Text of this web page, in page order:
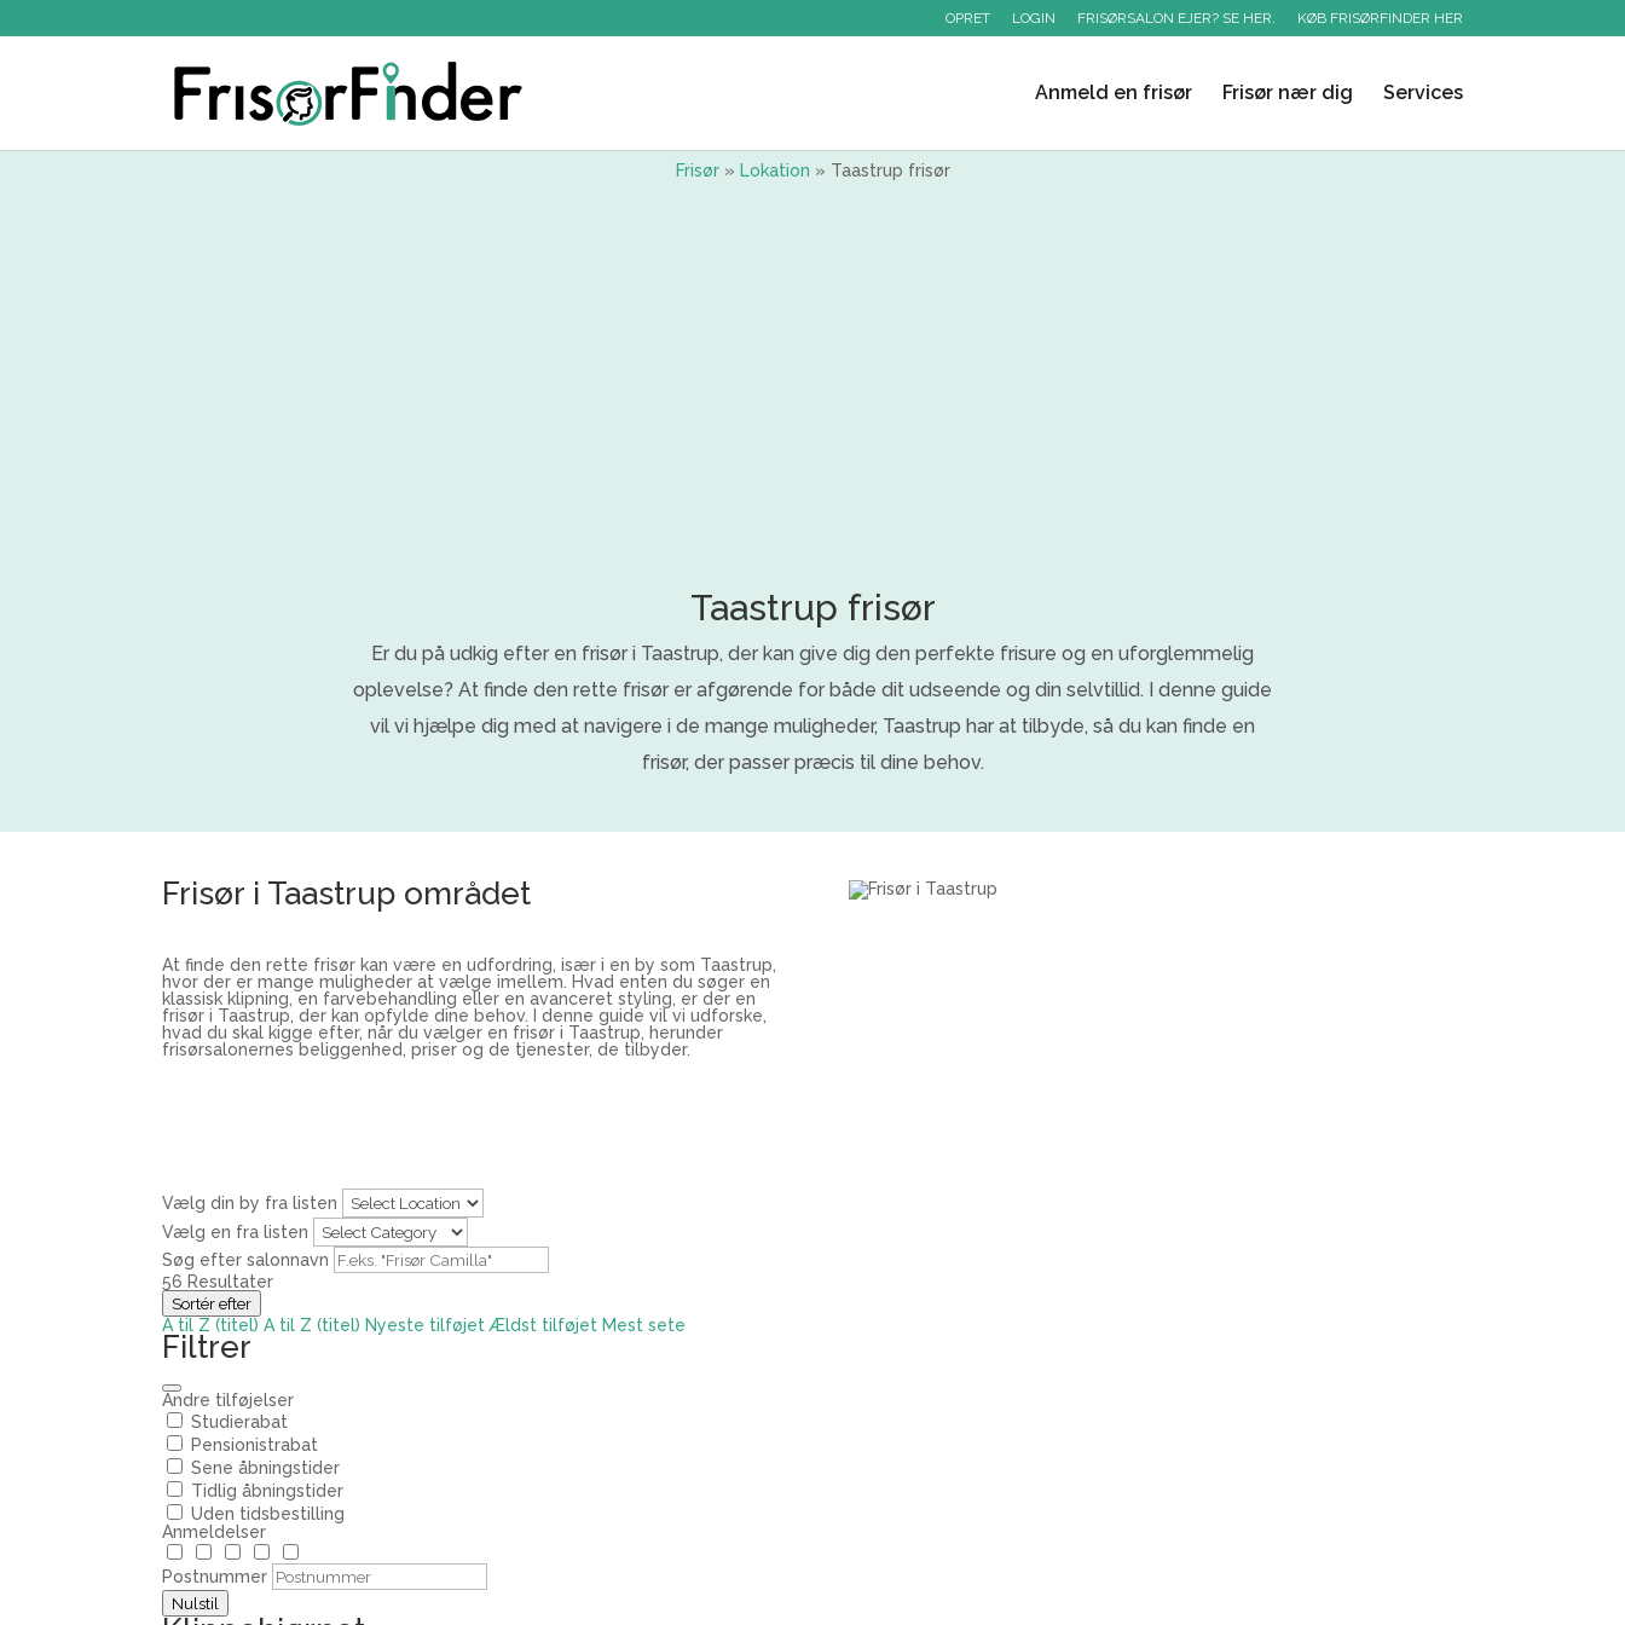
OPRET LOGIN FRISØRSALON EJER? SE HER. KØB FRISØRFINDER HER
Anmeld en frisør Frisør nær dig Services
Frisør» Lokation » Taastrup frisør
Taastrup frisør
Er du på udkig efter en frisør i Taastrup, der kan give dig den perfekte frisure og en uforglemmelig
oplevelse? At finde den rette frisør er afgørende for både dit udseende og din selvtillid. I denne guide
vil vi hjælpe dig med at navigere i de mange muligheder, Taastrup har at tilbyde, så du kan finde en
frisør, der passer præcis til dine behov.
Frisør i Taastrup området
At finde den rette frisør kan være en udfordring, især i en by som Taastrup,
hvor der er mange muligheder at vælge imellem. Hvad enten du søger en
klassisk klipning, en farvebehandling eller en avanceret styling, er der en
frisør i Taastrup, der kan opfylde dine behov. I denne guide vil vi udforske,
hvad du skal kigge efter, når du vælger en frisør i Taastrup, herunder
frisørsalonernes beliggenhed, priser og de tjenester, de tilbyder.
Vælg din by fra listen
Vælg en fra listen
Søg efter salonnavn
56 Resultater
Sortér efter
A til Z (titel) A til Z (titel) Nyeste tilføjet Ældst tilføjet Mest sete
Filtrer
Andre tilføjelser
Studierabat
Pensionistrabat
Sene åbningstider
Tidlig åbningstider
Uden tidsbestilling
Anmeldelser
Postnummer
Nulstil